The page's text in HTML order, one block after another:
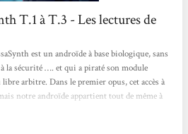
T.1 à T.3 - Les lectures de
est un androïde à base biologique, sans
la sécurité …. et qui a piraté son module
arbitre. Dans le premier opus, cet accès à
notre androïde appartient tout de même à
de capacités bien supérieures à celles d’un